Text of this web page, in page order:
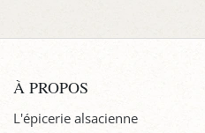
À PROPOS
L'épicerie alsacienne